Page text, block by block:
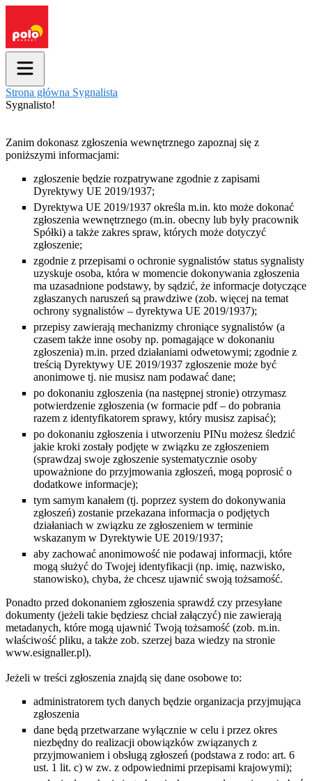
Strona główna Sygnalista
Sygnalisto!
Zanim dokonasz zgłoszenia wewnętrznego zapoznaj się z
poniższymi informacjami:
zgłoszenie będzie rozpatrywane zgodnie z zapisami
Dyrektywy UE 2019/1937;
Dyrektywa UE 2019/1937 określa m.in. kto może dokonać
zgłoszenia wewnętrznego (m.in. obecny lub były pracownik
Spółki) a także zakres spraw, których może dotyczyć
zgłoszenie;
zgodnie z przepisami o ochronie sygnalistów status sygnalisty
uzyskuje osoba, która w momencie dokonywania zgłoszenia
ma uzasadnione podstawy, by sądzić, że informacje dotyczące
zgłaszanych naruszeń są prawdziwe (zob. więcej na temat
ochrony sygnalistów – dyrektywa UE 2019/1937);
przepisy zawierają mechanizmy chroniące sygnalistów (a
czasem także inne osoby np. pomagające w dokonaniu
zgłoszenia) m.in. przed działaniami odwetowymi; zgodnie z
treścią Dyrektywy UE 2019/1937 zgłoszenie może być
anonimowe tj. nie musisz nam podawać dane;
po dokonaniu zgłoszenia (na następnej stronie) otrzymasz
potwierdzenie zgłoszenia (w formacie pdf – do pobrania
razem z identyfikatorem sprawy, który musisz zapisać);
po dokonaniu zgłoszenia i utworzeniu PINu możesz śledzić
jakie kroki zostały podjęte w związku ze zgłoszeniem
(sprawdzaj swoje zgłoszenie systematycznie osoby
upoważnione do przyjmowania zgłoszeń, mogą poprosić o
dodatkowe informacje);
tym samym kanałem (tj. poprzez system do dokonywania
zgłoszeń) zostanie przekazana informacja o podjętych
działaniach w związku ze zgłoszeniem w terminie
wskazanym w Dyrektywie UE 2019/1937;
aby zachować anonimowość nie podawaj informacji, które
mogą służyć do Twojej identyfikacji (np. imię, nazwisko,
stanowisko), chyba, że chcesz ujawnić swoją tożsamość.
Ponadto przed dokonaniem zgłoszenia sprawdź czy przesyłane
dokumenty (jeżeli takie będziesz chciał załączyć) nie zawierają
metadanych, które mogą ujawnić Twoją tożsamość (zob. m.in.
właściwość pliku, a także zob. szerzej baza wiedzy na stronie
www.esignaller.pl).
Jeżeli w treści zgłoszenia znajdą się dane osobowe to:
administratorem tych danych będzie organizacja przyjmująca
zgłoszenia
dane będą przetwarzane wyłącznie w celu i przez okres
niezbędny do realizacji obowiązków związanych z
przyjmowaniem i obsługą zgłoszeń (podstawa z rodo: art. 6
ust. 1 lit. c) w zw. z odpowiednimi przepisami krajowymi);